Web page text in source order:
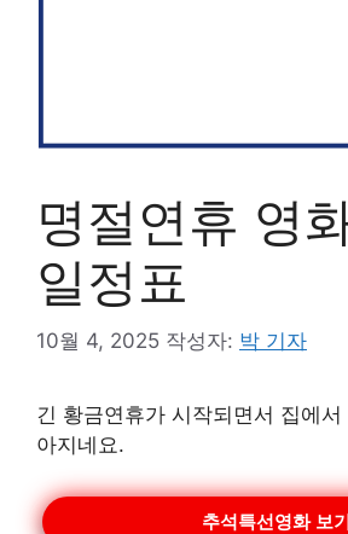
명절연휴 영
일정표
10월 4, 2025 작성자: 박 기자
긴 황금연휴가 시작되면서 집에
아지네요.
추석특선영화 보